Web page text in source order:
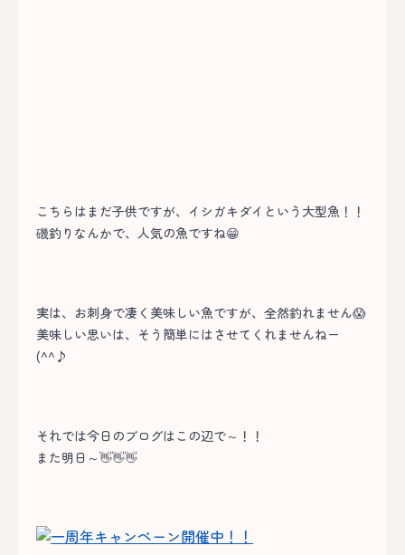
こちらはまだ子供ですが、イシガキダイという大型魚！！
磯釣りなんかで、人気の魚ですね😁
実は、お刺身で凄く美味しい魚ですが、全然釣れません😱
美味しい思いは、そう簡単にはさせてくれませんねー
(^^♪
それでは今日のブログはこの辺で～！！
また明日～👋👋👋